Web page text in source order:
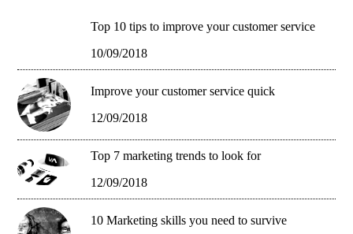
Top 10 tips to improve your customer service
10/09/2018
Improve your customer service quick
12/09/2018
Top 7 marketing trends to look for
12/09/2018
10 Marketing skills you need to survive